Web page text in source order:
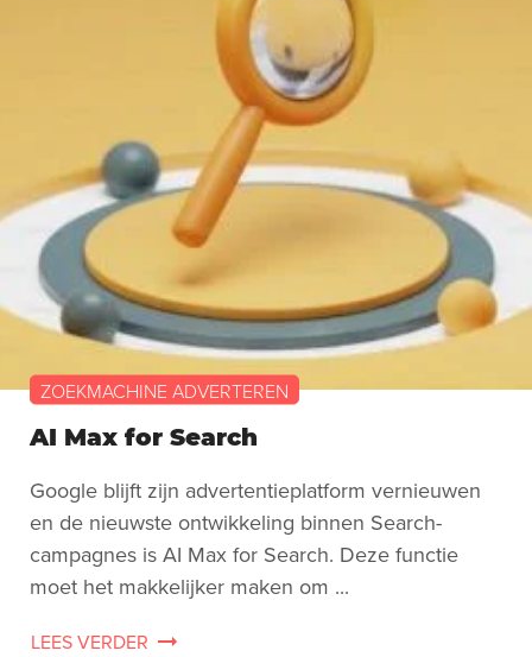
ZOEKMACHINE ADVERTEREN
AI Max for Search
Google blijft zijn advertentieplatform vernieuwen
en de nieuwste ontwikkeling binnen Search-
campagnes is AI Max for Search. Deze functie
moet het makkelijker maken om ...
LEES VERDER